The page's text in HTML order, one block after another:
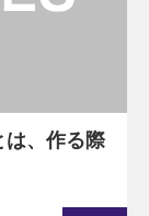
は、作る際